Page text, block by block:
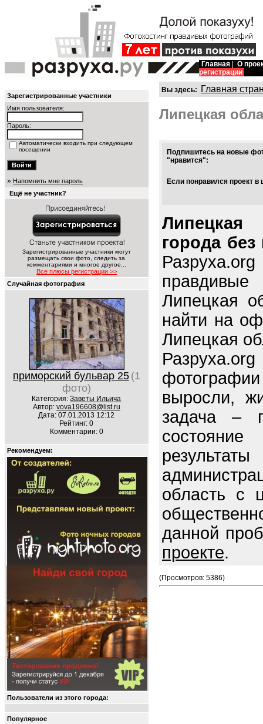
Главная
О
регистрации
Зарегистрированные участники
Имя пользователя:
Пароль:
Автоматически входить при следующем
посещении
» Напомнить мне пароль
Ещё не участник?
Зарегистрированные участники могут
размещать свои фото, следить за
комментариями и многое другое...
Все плюсы регистрации >>
Случайная фотография
приморский бульвар 25 (1
фото)
Категория:Заветы Ильича
Автор: vova196608@list.ru
Дата: 07.01.2013 12:12
Рейтинг: 0
Комментарии: 0
Рекомендуем:
Пользователи из этого города:
Популярное
Вы здесь: Главная
Липецкая
Подпишитесь на новые
"нравится":
Если понравился проект
города
Липецкая
найти на
Липецкая
выросли,
задача –
состояние
область с
данной
проекте.
(Просмотров: 5386)